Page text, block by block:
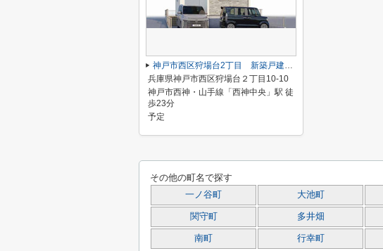
神戸市西区狩場台2丁目 新築戸建1号棟 仲介手数料無料！
兵庫県神戸市西区狩場台２丁目10-10
神戸市西神・山手線「西神中央」駅 徒
歩23分
予定
その他の町名で探す
一ノ谷町 大池町
関守町 多井畑
南町 行幸町